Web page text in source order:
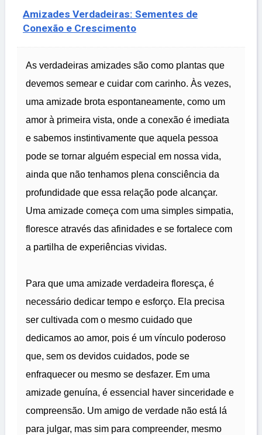
Amizades Verdadeiras: Sementes de
Conexão e Crescimento
As verdadeiras amizades são como plantas que
devemos semear e cuidar com carinho. Às vezes,
uma amizade brota espontaneamente, como um
amor à primeira vista, onde a conexão é imediata
e sabemos instintivamente que aquela pessoa
pode se tornar alguém especial em nossa vida,
ainda que não tenhamos plena consciência da
profundidade que essa relação pode alcançar.
Uma amizade começa com uma simples simpatia,
floresce através das afinidades e se fortalece com
a partilha de experiências vividas.
Para que uma amizade verdadeira floresça, é
necessário dedicar tempo e esforço. Ela precisa
ser cultivada com o mesmo cuidado que
dedicamos ao amor, pois é um vínculo poderoso
que, sem os devidos cuidados, pode se
enfraquecer ou mesmo se desfazer. Em uma
amizade genuína, é essencial haver sinceridade e
compreensão. Um amigo de verdade não está lá
para julgar, mas sim para compreender, mesmo